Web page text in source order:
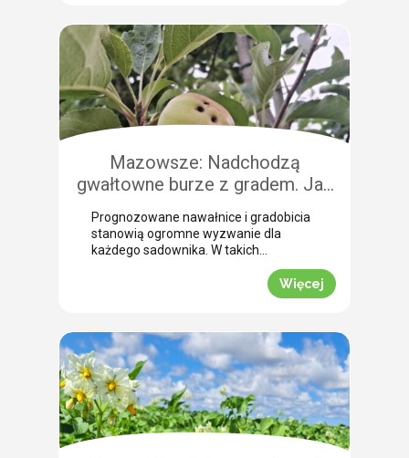
prosty sposób obniżyć koszty
jesiennych zakupów. Wybierz swój
pakiet i odbierz rabat Mechanizm
promocji jest niezwykle prosty.
Wystarczy kupić jeden z […]
Mazowsze: Nadchodzą
gwałtowne burze z gradem. Jak
skutecznie przeprowadzić
zabezpieczenie owoców po
gradobiciu?
Prognozowane nawałnice i gradobicia
stanowią ogromne wyzwanie dla
każdego sadownika. W takich
natychmiastowe zabezpieczenie
Uszkodzona skórka to otwarta droga
dla patogenów grzybowych, które
potrafią zniszczyć owoce tuż przed
zbiorem. Nasza ekspertka Justyna
Wasiak ostrzega przed nadchodzącym
frontem burzowym i wskazuje
skuteczne rozwiązanie interwencyjne.
Więcej